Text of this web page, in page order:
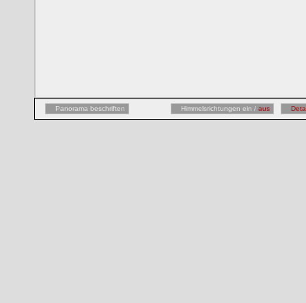
Panorama beschriften Himmelsrichtungen ein / aus